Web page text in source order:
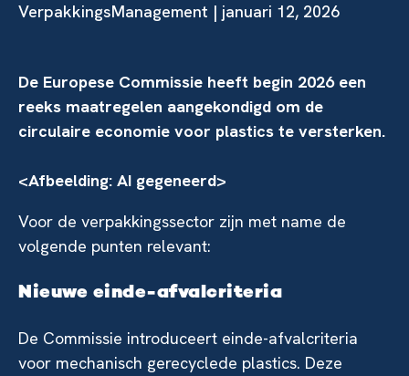
VerpakkingsManagement | januari 12, 2026
De Europese Commissie heeft begin 2026 een
reeks maatregelen aangekondigd om de
circulaire economie voor plastics te versterken.
<Afbeelding: AI gegeneerd>
Voor de verpakkingssector zijn met name de
volgende punten relevant:
Nieuwe einde-afvalcriteria
De Commissie introduceert einde-afvalcriteria
voor mechanisch gerecyclede plastics. Deze